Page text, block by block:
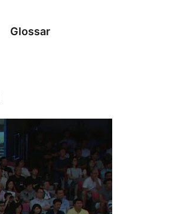
Glossar